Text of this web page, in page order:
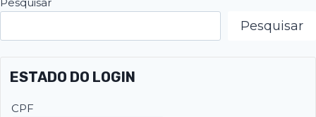
Pesquisar
ESTADO DO LOGIN
CPF